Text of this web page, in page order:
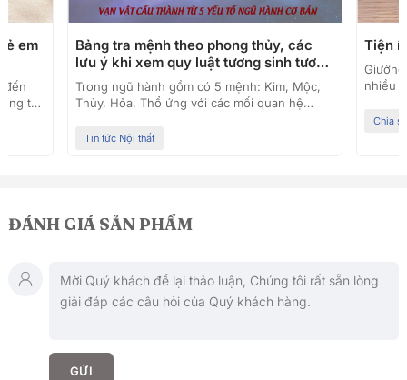
em
đến
ta
Bảng tra mệnh theo phong thủy, các
lưu ý khi xem quy luật tương sinh tương
khác
Trong ngũ hành gồm có 5 mệnh: Kim, Mộc,
Thủy, Hỏa, Thổ ứng với các mối quan hệ
đến nhau. Mỗi mệnh lại gồm các cung như:
ăn, tuổi kết duyên vợ chồng, xem ngày giờ
tốt xấu, xem hướng nhà, lựa chọ
Tin tức Nội thất
Tiện
nhiều
nhiều
Chia
ĐÁNH GIÁ SẢN PHẨM
GỬI